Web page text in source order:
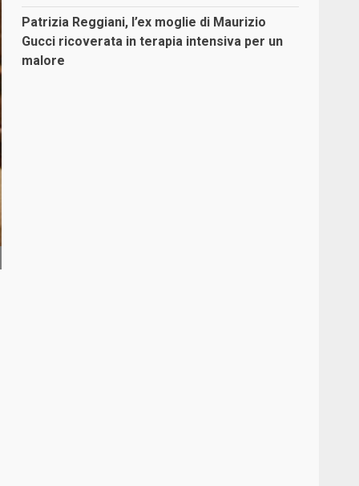
Patrizia Reggiani, l’ex moglie di Maurizio
Gucci ricoverata in terapia intensiva per un
malore